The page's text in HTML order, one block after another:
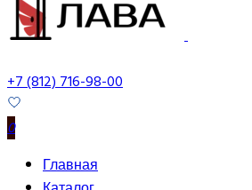
+7 (812) 716-98-00
0
Главная